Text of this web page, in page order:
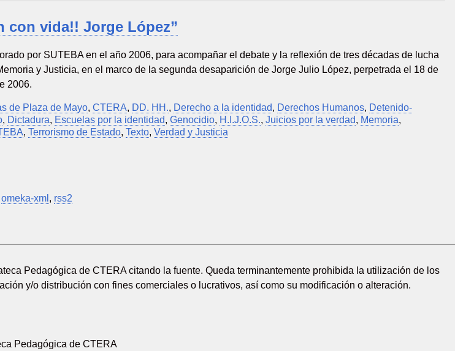
con vida!! Jorge López”
por SUTEBA en el año 2006, para acompañar el debate y la reflexión de tres décadas de lucha
y Justicia, en el marco de la segunda desaparición de Jorge Julio López, perpetrada el 18 de
2006.
de Plaza de Mayo,CTERA, DD. HH., Derecho a la identidad, Derechos Humanos, Detenido-
, Dictadura, Escuelas por la identidad,Genocidio, H.I.J.O.S.,Juicios por la verdad, Memoria,
,Terrorismo de Estado,Texto,Verdad y Justicia
omeka-xml , rss2
Pedagógica de CTERA citando la fuente. Queda terminantemente prohibida la utilización de los
y/o distribución con fines comerciales o lucrativos, así como su modificación o alteración.
Pedagógica de CTERA